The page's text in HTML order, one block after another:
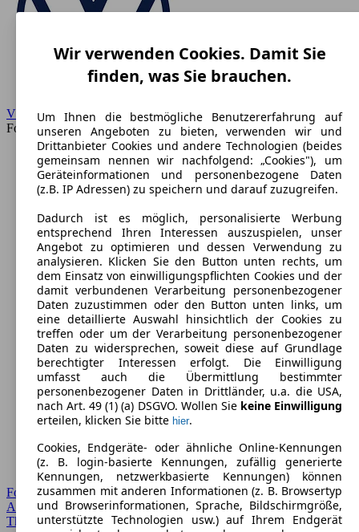
VW
Forum
Forum Startseite
Alle Auto-Foren
Themen-Forum
Wir verwenden Cookies. Damit Sie
finden, was Sie brauchen.
Um Ihnen die bestmögliche Benutzererfahrung auf
unseren Angeboten zu bieten, verwenden wir und
Drittanbieter Cookies und andere Technologien (beides
gemeinsam nennen wir nachfolgend: „Cookies"), um
Geräteinformationen und personenbezogene Daten
(z.B. IP Adressen) zu speichern und darauf zuzugreifen.
Dadurch ist es möglich, personalisierte Werbung
entsprechend Ihren Interessen auszuspielen, unser
Angebot zu optimieren und dessen Verwendung zu
analysieren. Klicken Sie den Button unten rechts, um
dem Einsatz von einwilligungspflichten Cookies und der
damit verbundenen Verarbeitung personenbezogener
Daten zuzustimmen oder den Button unten links, um
eine detaillierte Auswahl hinsichtlich der Cookies zu
treffen oder um der Verarbeitung personenbezogener
Daten zu widersprechen, soweit diese auf Grundlage
berechtigter Interessen erfolgt. Die Einwilligung
umfasst auch die Übermittlung bestimmter
personenbezogener Daten in Drittländer, u.a. die USA,
nach Art. 49 (1) (a) DSGVO. Wollen Sie keine Einwilligung
erteilen, klicken Sie bitte hier.
Cookies, Endgeräte- oder ähnliche Online-Kennungen
(z. B. login-basierte Kennungen, zufällig generierte
Kennungen, netzwerkbasierte Kennungen) können
zusammen mit anderen Informationen (z. B. Browsertyp
und Browserinformationen, Sprache, Bildschirmgröße,
unterstützte Technologien usw.) auf Ihrem Endgerät